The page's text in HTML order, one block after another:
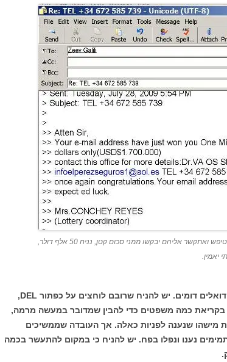
הידד, זכיתי ב-1.7 מיליון דולר. אם אהיה טיפש ואתקשר אליהם יבקשו ממני סכום קטן, נניח 50 אלף דולר,
יאמין.
אזרחים רבים בישראל מקבלים מכתבים ודואלים דומים. יש להניח שרובם לוחצים על כפתור DEL,
בקריאת כמה משפטים כדי להבין שמדובר במעשה מרמה,
מישהו שנענה לפניות כאלה. אך העובדה שממשיכים
נענו ונפלו בפח. יש להניח כי במקום להתעשר בכמה